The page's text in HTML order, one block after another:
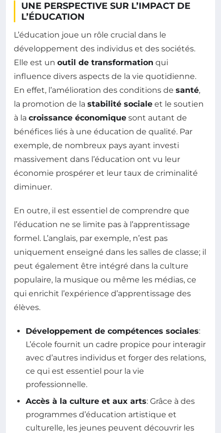
UNE PERSPECTIVE SUR L’IMPACT DE
L’ÉDUCATION
L’éducation joue un rôle crucial dans le
développement des individus et des sociétés.
Elle est un outil de transformation qui
influence divers aspects de la vie quotidienne.
En effet, l’amélioration des conditions de santé,
la promotion de la stabilité sociale et le soutien
à la croissance économique sont autant de
bénéfices liés à une éducation de qualité. Par
exemple, de nombreux pays ayant investi
massivement dans l’éducation ont vu leur
économie prospérer et leur taux de criminalité
diminuer.
En outre, il est essentiel de comprendre que
l’éducation ne se limite pas à l’apprentissage
formel. L’anglais, par exemple, n’est pas
uniquement enseigné dans les salles de classe; il
peut également être intégré dans la culture
populaire, la musique ou même les médias, ce
qui enrichit l’expérience d’apprentissage des
élèves.
Développement de compétences sociales:
L’école fournit un cadre propice pour interagir
avec d’autres individus et forger des relations,
ce qui est essentiel pour la vie
professionnelle.
Accès à la culture et aux arts: Grâce à des
programmes d’éducation artistique et
culturelle, les jeunes peuvent découvrir les